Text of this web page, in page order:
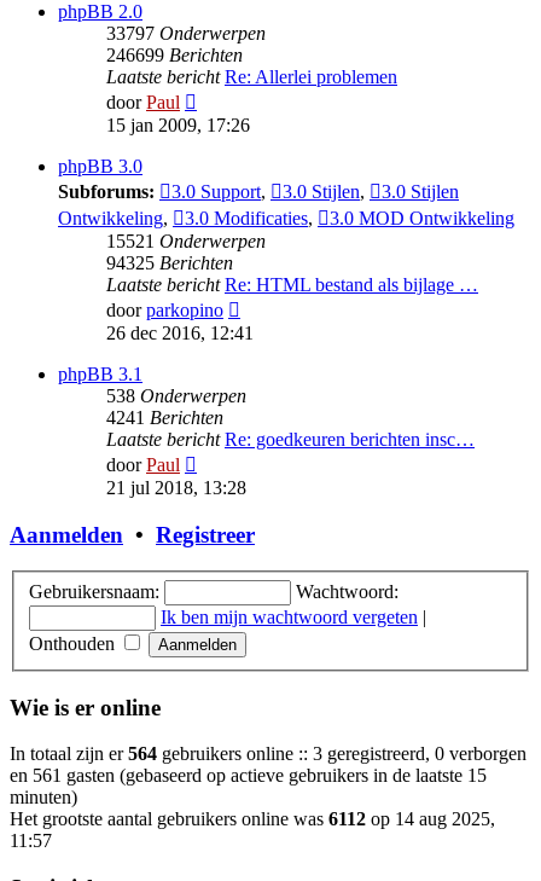
phpBB 2.0
33797 Onderwerpen
246699 Berichten
Laatste bericht Re: Allerlei problemen
doorPaul
laatste
bericht
15 jan 2009, 17:26
phpBB 3.0
Subforums:
3.0 Support, 3.0 Stijlen,
3.0 Stijlen
Ontwikkeling, 3.0 Modificaties,
3.0 MOD Ontwikkeling
15521 Onderwerpen
94325 Berichten
Laatste bericht Re: HTML bestand als bijlage …
doorparkopino
laatste
26 dec 2016, 12:41
phpBB 3.1
538 Onderwerpen
4241 Berichten
Laatste bericht Re: goedkeuren berichten insc…
doorPaul
laatste
21 jul 2018, 13:28
Aanmelden • Registreer
Gebruikersnaam:
Wachtwoord:
Ik ben mijn wachtwoord vergeten |
Onthouden
Wie is er online
In totaal zijn er564 gebruikers online :: 3 geregistreerd, 0 verborgen
en 561 gasten (gebaseerd op actieve gebruikers in de laatste 15
minuten)
Het grootste aantal gebruikers online was 6112 op 14 aug 2025,
11:57